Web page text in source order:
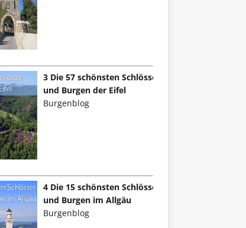
3 Die 57 schönsten Schlösser
und Burgen der Eifel
Burgenblog
4 Die 15 schönsten Schlösser
und Burgen im Allgäu
Burgenblog